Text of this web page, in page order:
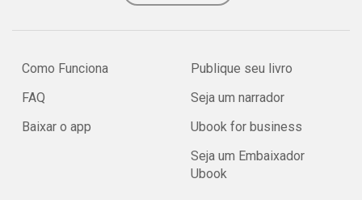
Come?
Perché lo leggi usando una nuova tecnica: lettura bilingue (testo
Como Funciona
FAQ
Baixar o app
Publique seu livro
Seja um narrador
Ubook for business
Seja um Embaixador
Ubook